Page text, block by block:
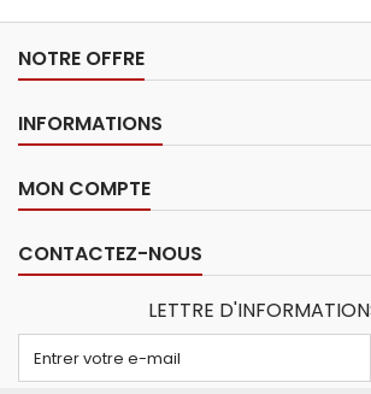
NOTRE OFFRE
INFORMATIONS
MON COMPTE
CONTACTEZ-NOUS
LETTRE